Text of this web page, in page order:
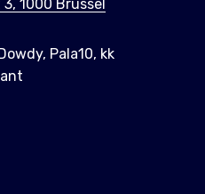
1000 Brussel
Pala10, kk